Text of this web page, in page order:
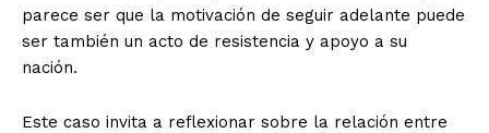
parece ser que la motivación de seguir adelante puede
ser también un acto de resistencia y apoyo a su
nación.
Este caso invita a reflexionar sobre la relación entre